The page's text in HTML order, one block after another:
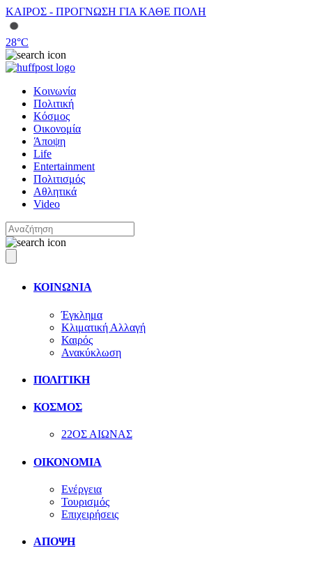
ΚΑΙΡΟΣ - ΠΡΟΓΝΩΣΗ ΓΙΑ ΚΑΘΕ ΠΟΛΗ
28°C
Κοινωνία
Πολιτική
Κόσμος
Οικονομία
Άποψη
Life
Entertainment
Πολιτισμός
Αθλητικά
Video
ΚΟΙΝΩΝΙΑ
Έγκλημα
Κλιματική Αλλαγή
Καιρός
Ανακύκλωση
ΠΟΛΙΤΙΚΗ
ΚΟΣΜΟΣ
22ΟΣ ΑΙΩΝΑΣ
ΟΙΚΟΝΟΜΙΑ
Ενέργεια
Τουρισμός
Επιχειρήσεις
ΑΠΟΨΗ